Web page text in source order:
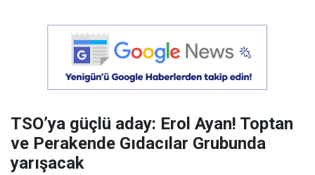
TSO’ya güçlü aday: Erol Ayan! Toptan
ve Perakende Gıdacılar Grubunda
yarışacak